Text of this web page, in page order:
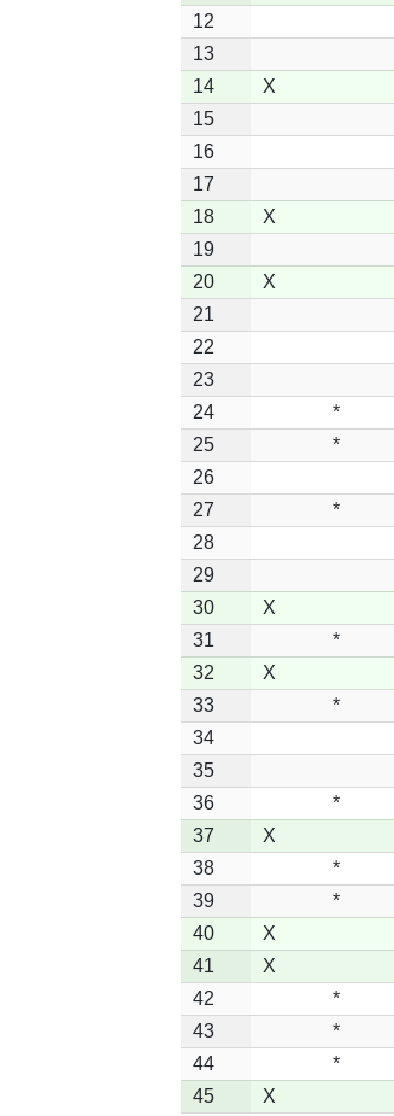
12
13
14
X
15
16
17
18
X
19
20
X
21
22
23
24
*
25
*
26
27
*
28
29
30
X
31
*
32
X
33
*
34
35
36
*
37
X
38
*
39
*
40
X
41
X
42
*
43
*
44
*
45
X